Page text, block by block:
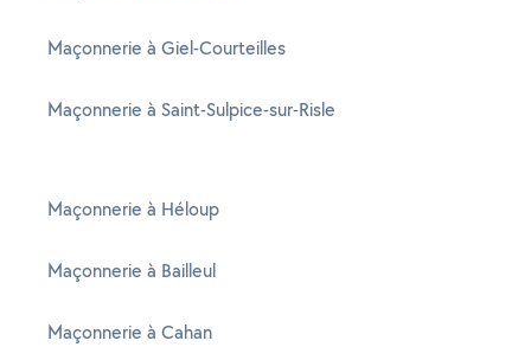
Maçonnerie à Giel-Courteilles
Maçonnerie à Saint-Sulpice-sur-Risle
Maçonnerie à Héloup
Maçonnerie à Bailleul
Maçonnerie à Cahan